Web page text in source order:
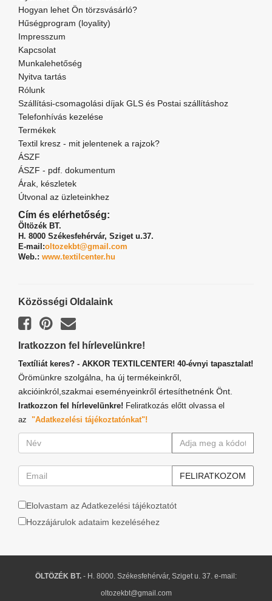
Hogyan lehet Ön törzsvásárló?
Hűségprogram (loyality)
Impresszum
Kapcsolat
Munkalehetőség
Nyitva tartás
Rólunk
Szállítási-csomagolási díjak GLS és Postai szállításhoz
Telefonhívás kezelése
Termékek
Textil kresz - mit jelentenek a rajzok?
ÁSZF
ÁSZF - pdf. dokumentum
Árak, készletek
Útvonal az üzleteinkhez
Cím és elérhetőség:
Öltözék BT.
H. 8000 Székesfehérvár, Sziget u.37.
E-mail:oltozekbt@gmail.com
Web.: www.textilcenter.hu
Közösségi Oldalaink
Iratkozzon fel hírlevelünkre!
Textíliát keres? - AKKOR TEXTILCENTER! 40-évnyi tapasztalat!
Örömünkre szolgálna, ha új termékeinkről,
akcióinkról,szakmai eseményeinkről értesíthetnénk Önt.
Iratkozzon fel hírlevelünkre! Feliratkozás előtt olvassa el
az "Adatkezelési tájékoztatónkat"!
Elolvastam az Adatkezelési tájékoztatót
Hozzájárulok adataim kezeléséhez
ÖLTÖZÉK BT. - H. 8000. Székesfehérvár, Sziget u. 37. e-mail:
oltozekbt@gmail.com